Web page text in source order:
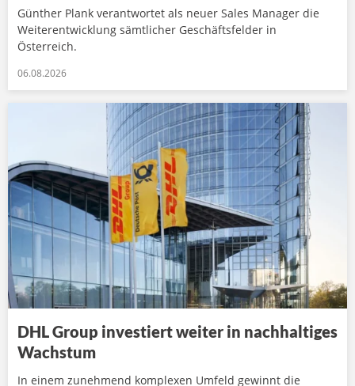
Günther Plank verantwortet als neuer Sales Manager die
Weiterentwicklung sämtlicher Geschäftsfelder in
Österreich.
06.08.2026
DHL Group investiert weiter in nachhaltiges
Wachstum
In einem zunehmend komplexen Umfeld gewinnt die